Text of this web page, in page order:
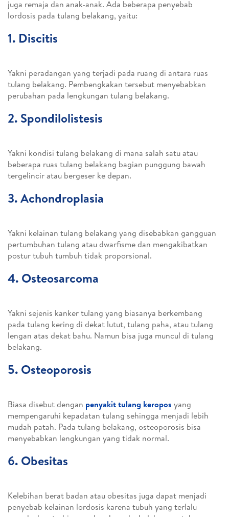
juga remaja dan anak-anak. Ada beberapa penyebab
lordosis pada tulang belakang, yaitu:
1. Discitis
Yakni peradangan yang terjadi pada ruang di antara ruas
tulang belakang. Pembengkakan tersebut menyebabkan
perubahan pada lengkungan tulang belakang.
2. Spondilolistesis
Yakni kondisi tulang belakang di mana salah satu atau
beberapa ruas tulang belakang bagian punggung bawah
tergelincir atau bergeser ke depan.
3. Achondroplasia
Yakni kelainan tulang belakang yang disebabkan gangguan
pertumbuhan tulang atau dwarfisme dan mengakibatkan
postur tubuh tumbuh tidak proporsional.
4. Osteosarcoma
Yakni sejenis kanker tulang yang biasanya berkembang
pada tulang kering di dekat lutut, tulang paha, atau tulang
lengan atas dekat bahu. Namun bisa juga muncul di tulang
belakang.
5. Osteoporosis
Biasa disebut dengan penyakit tulang keropos yang
mempengaruhi kepadatan tulang sehingga menjadi lebih
mudah patah. Pada tulang belakang, osteoporosis bisa
menyebabkan lengkungan yang tidak normal.
6. Obesitas
Kelebihan berat badan atau obesitas juga dapat menjadi
penyebab kelainan lordosis karena tubuh yang terlalu